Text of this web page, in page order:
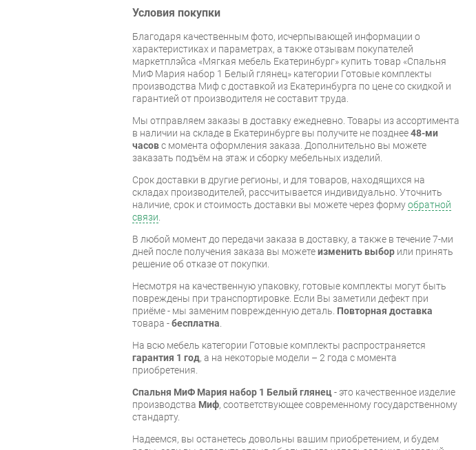
Условия покупки
Благодаря качественным фото, исчерпывающей информации о
характеристиках и параметрах, а также отзывам покупателей
маркетплэйса «Мягкая мебель Екатеринбург» купить товар «Спальня
МиФ Мария набор 1 Белый глянец» категории Готовые комплекты
производства Миф с доставкой из Екатеринбурга по цене со скидкой и
гарантией от производителя не составит труда.
Мы отправляем заказы в доставку ежедневно. Товары из ассортимента
в наличии на складе в Екатеринбурге вы получите не позднее48-ми
часовс момента оформления заказа. Дополнительно вы можете
заказать подъём на этаж и сборку мебельных изделий.
Срок доставки в другие регионы, и для товаров, находящихся на
складах производителей, рассчитывается индивидуально. Уточнить
наличие, срок и стоимость доставки вы можете через формуобратной
связи.
В любой момент до передачи заказа в доставку, а также в течение 7-ми
дней после получения заказа вы можетеизменить выбор или принять
решение об отказе от покупки.
Несмотря на качественную упаковку, готовые комплекты могут быть
повреждены при транспортировке. Если Вы заметили дефект при
приёме - мы заменим поврежденную деталь. Повторная доставка
товара -бесплатна.
На всю мебель категории Готовые комплекты распространяется
гарантия 1 год, а на некоторые модели – 2 года с момента
приобретения.
Спальня МиФ Мария набор 1 Белый глянец- это качественное изделие
производства Миф, соответствующее современному государственному
стандарту.
Надеемся, вы останетесь довольны вашим приобретением, и будем